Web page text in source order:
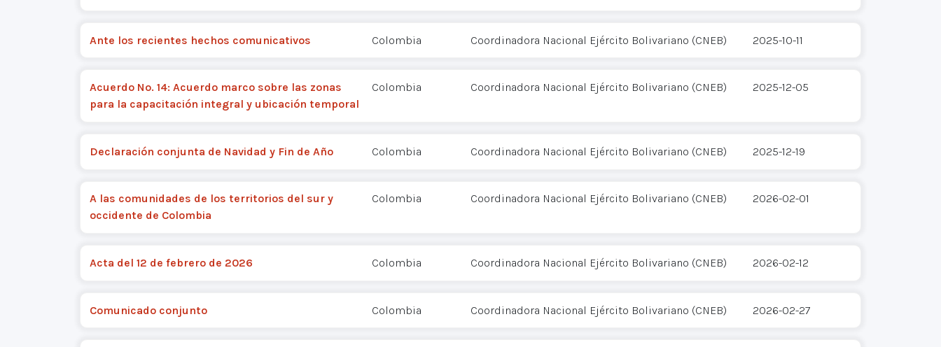
Ante los recientes hechos comunicativos Colombia Coordinadora Nacional Ejército Bolivariano (CNEB) 2025-10-11
Acuerdo No. 14: Acuerdo marco sobre las zonas
para la capacitación integral y ubicación temporal
Colombia Coordinadora Nacional Ejército Bolivariano (CNEB) 2025-12-05
Declaración conjunta de Navidad y Fin de Año Colombia Coordinadora Nacional Ejército Bolivariano (CNEB) 2025-12-19
A las comunidades de los territorios del sur y
occidente de Colombia
Colombia Coordinadora Nacional Ejército Bolivariano (CNEB) 2026-02-01
Acta del 12 de febrero de 2026 Colombia Coordinadora Nacional Ejército Bolivariano (CNEB) 2026-02-12
Comunicado conjunto Colombia Coordinadora Nacional Ejército Bolivariano (CNEB) 2026-02-27